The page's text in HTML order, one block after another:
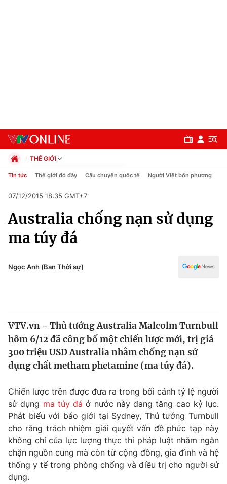
Chuyên mục
Chính trị
Thế giới
Tin tức
Thế giới đó đây
Câu chuyện quốc tế
Tài chính
Thị trường
Góc doanh nghiệp
Dữ liệu và đời sống
Truyền hình
Phim VTV
Hậu trường
Giải trí
THẾ GIỚI
Chính trị
Pháp luật
Kinh tế
Thể thao
Truyền hình
Y tế
Tin tức Thế giới đó đây Câu chuyện quốc tế Người Việt bốn phương
07/12/2015 18:35 GMT+7
Australia chống nạn sử dụng
ma túy đá
Ngọc Anh (Ban Thời sự)
VTV.vn - Thủ tướng Australia Malcolm Turnbull
hôm 6/12 đã công bố một chiến lược mới, trị giá
300 triệu USD Australia nhằm chống nạn sử
dụng chất metham phetamine (ma túy đá).
Chiến lược trên được đưa ra trong bối cảnh tỷ lệ người
sử dụng ma túy đá ở nước này đang tăng cao kỷ lục.
Phát biểu với báo giới tại Sydney, Thủ tướng Turnbull
cho rằng trách nhiệm giải quyết vấn đề phức tạp này
không chỉ của lực lượng thực thi pháp luật nhằm ngăn
chặn nguồn cung mà còn từ cộng đồng, gia đình và hệ
thống y tế trong phòng chống và điều trị cho người sử
dụng.